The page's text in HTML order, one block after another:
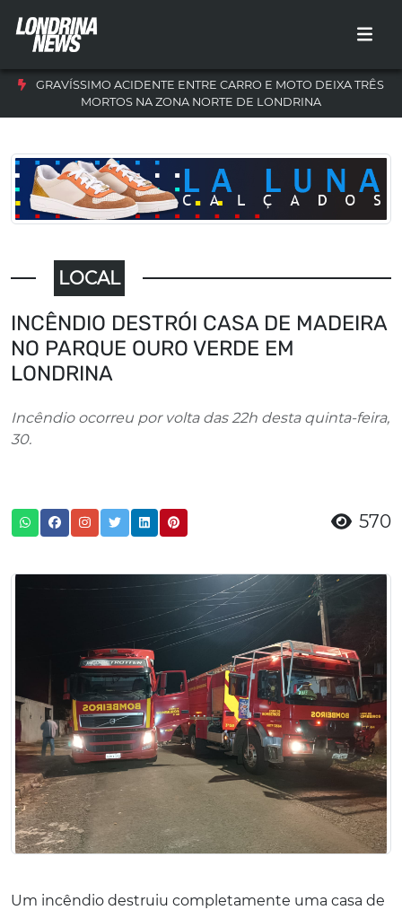
GRAVÍSSIMO ACIDENTE ENTRE CARRO E MOTO DEIXA TRÊS
MORTOS NA ZONA NORTE DE LONDRINA
LOCAL
INCÊNDIO DESTRÓI CASA DE MADEIRA
NO PARQUE OURO VERDE EM
LONDRINA
Incêndio ocorreu por volta das 22h desta quinta-feira,
30.
570
Um incêndio destruiu completamente uma casa de